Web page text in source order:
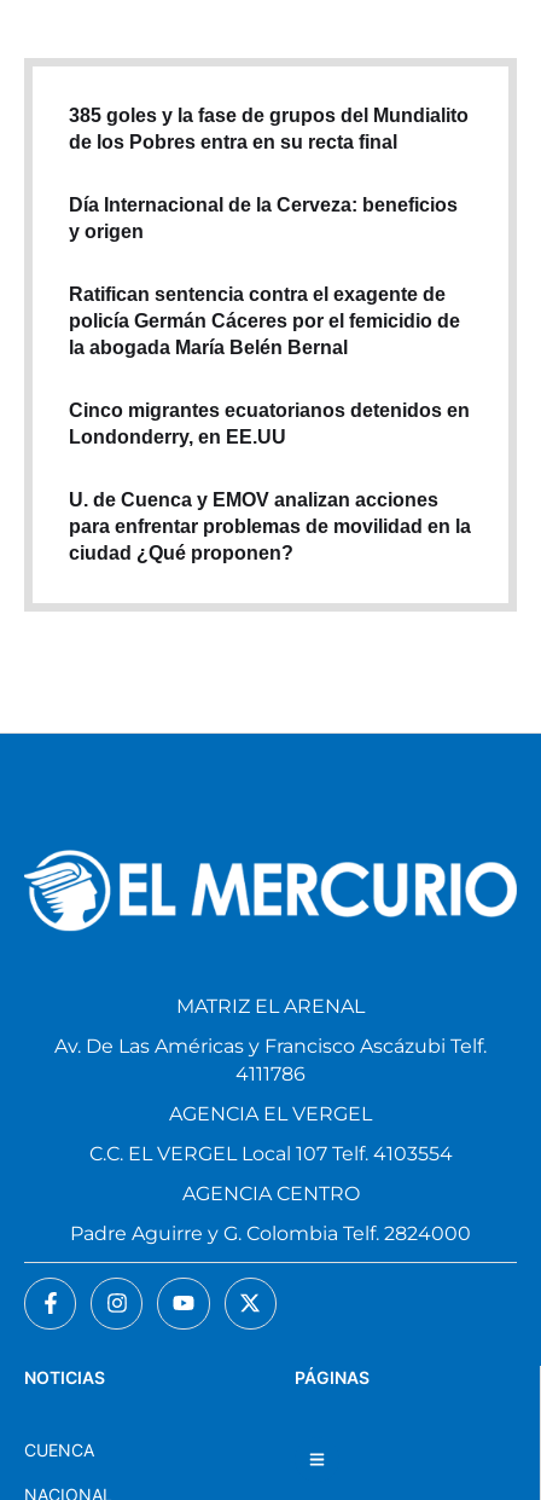
385 goles y la fase de grupos del Mundialito
de los Pobres entra en su recta final
Día Internacional de la Cerveza: beneficios
y origen
Ratifican sentencia contra el exagente de
policía Germán Cáceres por el femicidio de
la abogada María Belén Bernal
Cinco migrantes ecuatorianos detenidos en
Londonderry, en EE.UU
U. de Cuenca y EMOV analizan acciones
para enfrentar problemas de movilidad en la
ciudad ¿Qué proponen?
PÁGINAS
NOTICIAS
CUENCA
NACIONAL
MATRIZ EL ARENAL
Av. De Las Américas y Francisco Ascázubi Telf.
4111786
AGENCIA EL VERGEL
C.C. EL VERGEL Local 107 Telf. 4103554
AGENCIA CENTRO
Padre Aguirre y G. Colombia Telf. 2824000